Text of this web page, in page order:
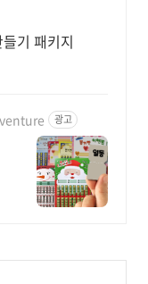
기 패키지
광고